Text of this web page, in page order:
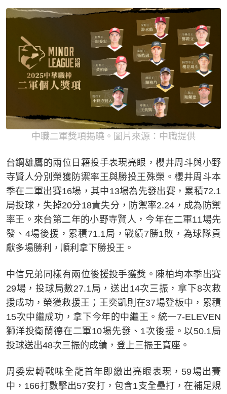
中職二軍獎項揭曉。圖片來源：中職提供
台鋼雄鷹的兩位日籍投手表現亮眼，櫻井周斗與小野
寺賢人分別榮獲防禦率王與勝投王殊榮。櫻井周斗本
季在二軍出賽16場，其中13場為先發出賽，累積72.1
局投球，失掉20分18責失分，防禦率2.24，成為防禦
率王。來台第二年的小野寺賢人，今年在二軍11場先
發、4場後援，累積71.1局，戰績7勝1敗，為球隊貢
獻多場勝利，順利拿下勝投王。
中信兄弟同樣有兩位後援投手獲獎。陳柏均本季出賽
29場，投球局數27.1局，送出14次三振，拿下8次救
援成功，榮獲救援王；王奕凱則在37場登板中，累積
15次中繼成功，拿下今年的中繼王。統一7-ELEVEN
獅洋投衛蘭德在二軍10場先發、1次後援。以50.1局
投球送出48次三振的成績，登上三振王寶座。
周委宏轉戰味全龍首年即繳出亮眼表現，59場出賽
中，166打數擊出57安打，包含1支全壘打，在補足規